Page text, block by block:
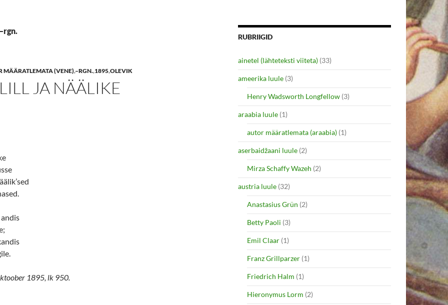
MÄÄRATLEMATA (VENE),–RGN.,1895,OLEVIK
JA NÄÄLIKE
1895, lk 950.
RUBRIIGID
ainetel (lähteteksti viiteta) (33)
ameerika luule (3)
Henry Wadsworth Longfellow (3)
araabia luule (1)
autor määratlemata (araabia) (1)
aserbaidžaani luule (2)
Mirza Schaffy Wazeh (2)
austria luule (32)
Anastasius Grün (2)
Betty Paoli (3)
Emil Claar (1)
Franz Grillparzer (1)
Friedrich Halm (1)
Hieronymus Lorm (2)